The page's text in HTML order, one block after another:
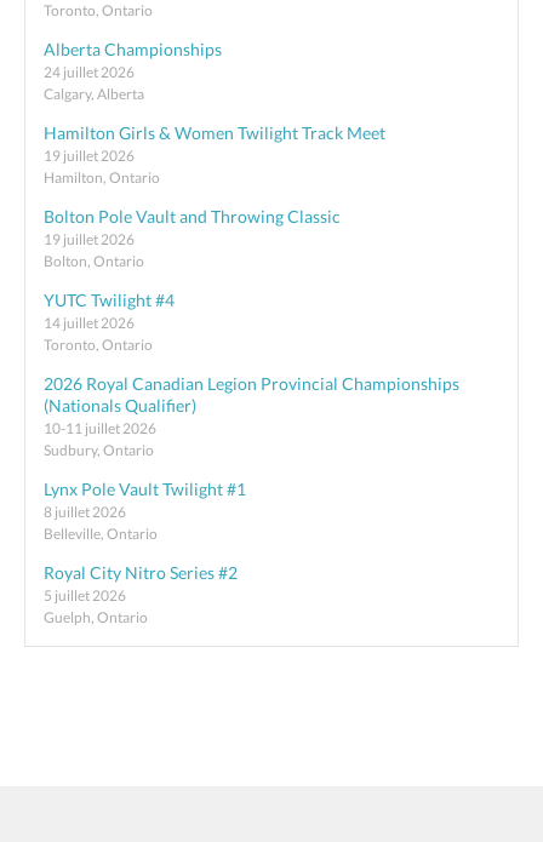
Toronto, Ontario
Alberta Championships
24 juillet 2026
Calgary, Alberta
Hamilton Girls & Women Twilight Track Meet
19 juillet 2026
Hamilton, Ontario
Bolton Pole Vault and Throwing Classic
19 juillet 2026
Bolton, Ontario
YUTC Twilight #4
14 juillet 2026
Toronto, Ontario
2026 Royal Canadian Legion Provincial Championships
(Nationals Qualifier)
10-11 juillet 2026
Sudbury, Ontario
Lynx Pole Vault Twilight #1
8 juillet 2026
Belleville, Ontario
Royal City Nitro Series #2
5 juillet 2026
Guelph, Ontario